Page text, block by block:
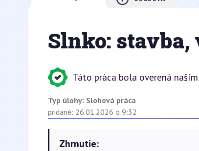
Slnko:
Táto práca bola overená
Typ úlohy: Slohová práca
pridané: 26.01.2026 o 9:32
Zhrnutie: